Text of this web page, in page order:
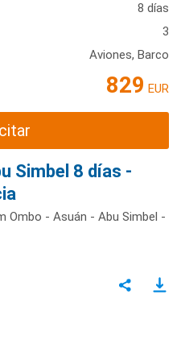
8 días
3
Aviones, Barco
829 EUR
Simbel 8 días -
Ombo - Asuán - Abu Simbel -